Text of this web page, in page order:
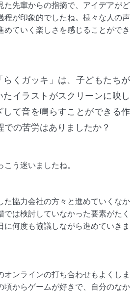
先輩からの指摘で、アイデアがど
程が印象的でしたね。様々な人の声
めていく楽しさを感じることができ
らくガッキ」は、子どもたちが
たイラストがスクリーンに映し
して音を鳴らすことができる作
での苦労はありましたか？
う迷いましたね。
協力会社の方々と進めていくなか
では検討していなかった要素がたく
に何度も協議しながら進めていきま
ンラインの打ち合わせもよくしま
頃からゲームが好きで、自分のなか